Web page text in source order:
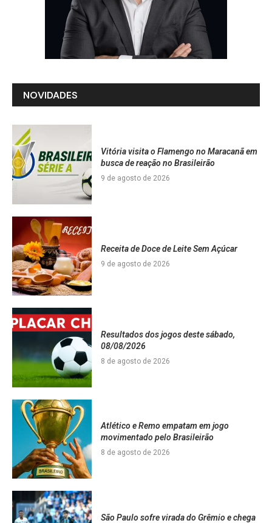
NOVIDADES
Vitória visita o Flamengo no Maracanã em
busca de reação no Brasileirão
9 de agosto de 2026
Receita de Doce de Leite Sem Açúcar
9 de agosto de 2026
Resultados dos jogos deste sábado,
08/08/2026
8 de agosto de 2026
Atlético e Remo empatam em jogo
movimentado pelo Brasileirão
8 de agosto de 2026
São Paulo sofre virada do Grêmio e chega